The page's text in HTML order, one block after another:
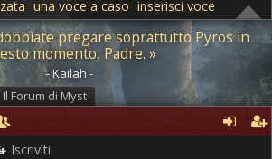
una voce a caso inserisci voce
pregare soprattutto Pyros in
momento, Padre. »
- Kailah -
Il Forum di Myst
Iscriviti